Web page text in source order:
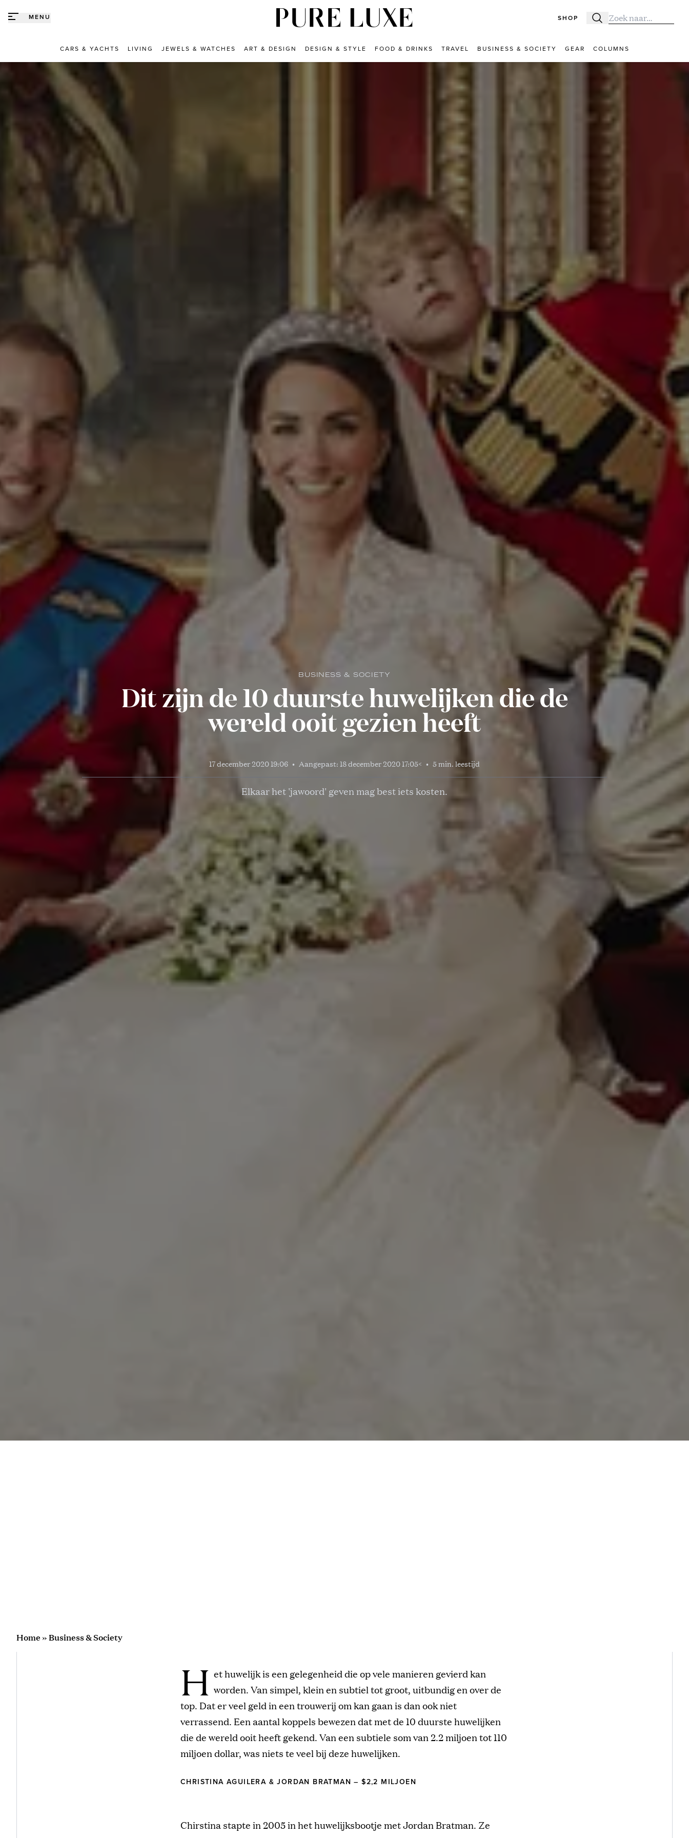
MENU SHOP Zoeken
Zoek naar:
CARS & YACHTS LIVING JEWELS & WATCHES ART & DESIGN DESIGN & STYLE FOOD & DRINKS TRAVEL BUSINESS & SOCIETY GEAR COLUMNS
BUSINESS & SOCIETY
Dit zijn de 10 duurste huwelijken die de
wereld ooit gezien heeft
17 december 2020 19:06 • Aangepast: 18 december 2020 17:05< • 5 min. leestijd
Elkaar het 'jawoord' geven mag best iets kosten.
Home»Business & Society
H et huwelijk is een gelegenheid die op vele manieren gevierd kan
worden. Van simpel, klein en subtiel tot groot, uitbundig en over de
top. Dat er veel geld in een trouwerij om kan gaan is dan ook niet
verrassend. Een aantal koppels bewezen dat met de 10 duurste huwelijken
die de wereld ooit heeft gekend. Van een subtiele som van 2.2 miljoen tot 110
miljoen dollar, was niets te veel bij deze huwelijken.
CHRISTINA AGUILERA & JORDAN BRATMAN – $2,2 MILJOEN
Chirstina stapte in 2005 in het huwelijksbootje met Jordan Bratman. Ze